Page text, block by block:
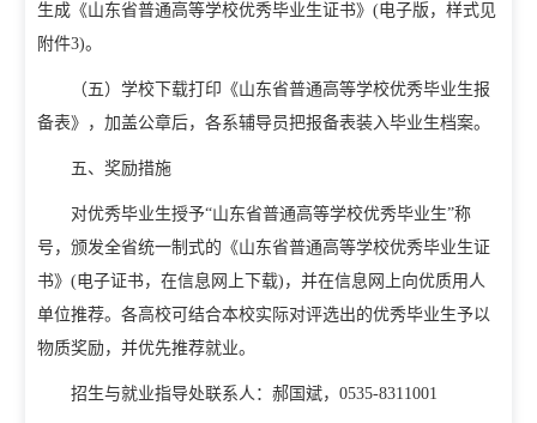
生成《山东省普通高等学校优秀毕业生证书》(电子版，样式见
附件3)。
（五）学校下载打印《山东省普通高等学校优秀毕业生报
备表》，加盖公章后，各系辅导员把报备表装入毕业生档案。
五、奖励措施
对优秀毕业生授予“山东省普通高等学校优秀毕业生”称
号，颁发全省统一制式的《山东省普通高等学校优秀毕业生证
书》(电子证书，在信息网上下载)，并在信息网上向优质用人
单位推荐。各高校可结合本校实际对评选出的优秀毕业生予以
物质奖励，并优先推荐就业。
招生与就业指导处联系人：郝国斌，0535-8311001